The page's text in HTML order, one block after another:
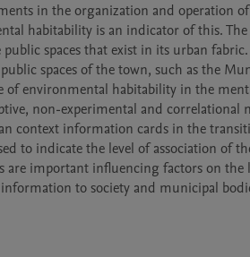
in the organization and operation
habitability is an indicator of this.
spaces that exist in its urban
spaces of the town, such as the
of environmental habitability in the
non-experimental and
context information cards in the
to indicate the level of association
are important influencing factors on
information to society and municipal